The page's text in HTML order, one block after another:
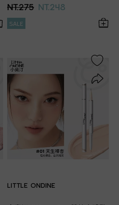
NT.275 NT.248
SALE
LITTLE ONDINE